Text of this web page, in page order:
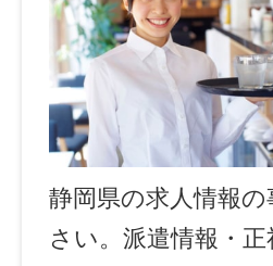
静岡県の求人情報
さい。派遣情報・